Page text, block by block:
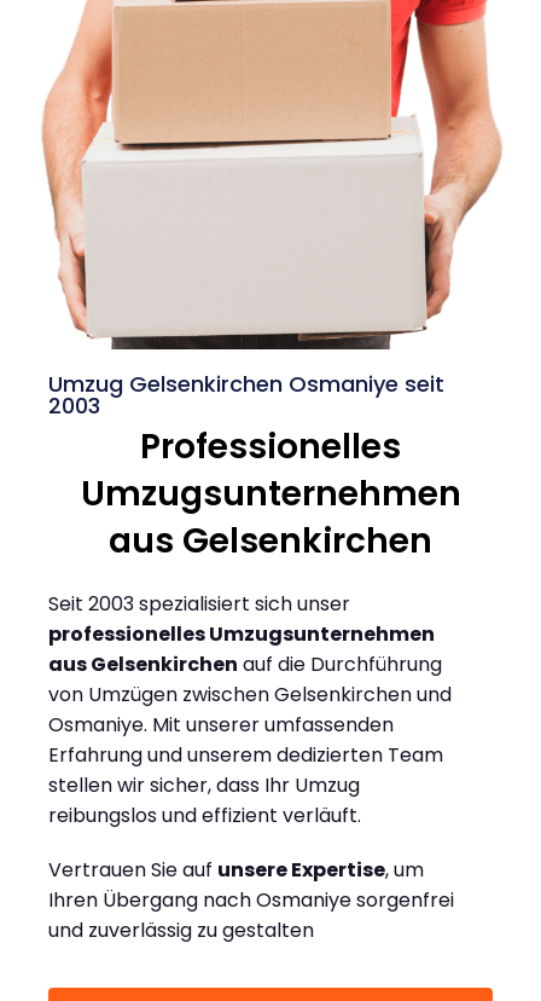
Umzug Gelsenkirchen Osmaniye seit
2003
Professionelles
Umzugsunternehmen
aus Gelsenkirchen
Seit 2003 spezialisiert sich unser
professionelles Umzugsunternehmen
aus Gelsenkirchen auf die Durchführung
von Umzügen zwischen Gelsenkirchen und
Osmaniye. Mit unserer umfassenden
Erfahrung und unserem dedizierten Team
stellen wir sicher, dass Ihr Umzug
reibungslos und effizient verläuft.
Vertrauen Sie auf unsere Expertise, um
Ihren Übergang nach Osmaniye sorgenfrei
und zuverlässig zu gestalten